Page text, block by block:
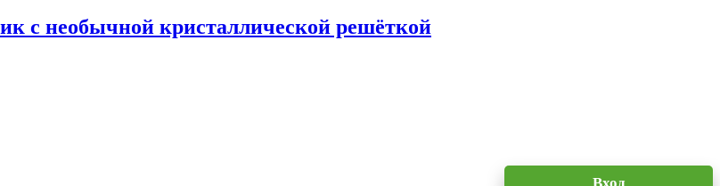
с необычной кристаллической решёткой